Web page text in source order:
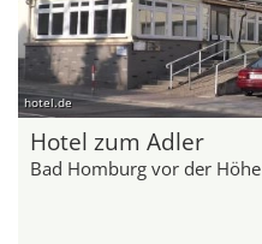
hotel.de
Hotel zum Adler
Bad Homburg vor der Höhe